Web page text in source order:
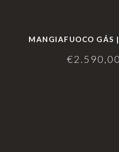
MANGIAFUOCO GÁS
€2.590,00